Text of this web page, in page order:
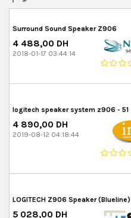
Surround Sound Speaker Z906
4 488,00 DH
2018-01-17 03:44:14
logitech speaker system z906 -
4 890,00 DH
2019-08-12 04:18:44
LOGITECH Z906 Speaker
5 028,00 DH